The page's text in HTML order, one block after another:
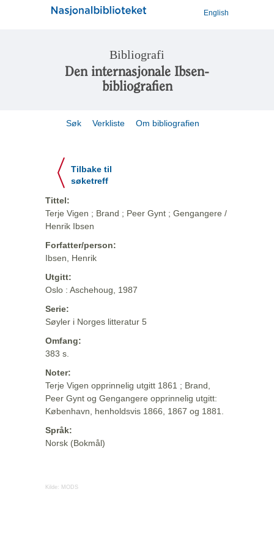
English
Bibliografi
Den internasjonale Ibsen-
bibliografien
Søk Verkliste Om bibliografien
Tilbake til
søketreff
Tittel:
Terje Vigen ; Brand ; Peer Gynt ; Gengangere /
Henrik Ibsen
Forfatter/person:
Ibsen, Henrik
Utgitt:
Oslo : Aschehoug, 1987
Serie:
Søyler i Norges litteratur 5
Omfang:
383 s.
Noter:
Terje Vigen opprinnelig utgitt 1861 ; Brand,
Peer Gynt og Gengangere opprinnelig utgitt:
København, henholdsvis 1866, 1867 og 1881.
Språk:
Norsk (Bokmål)
Kilde: MODS